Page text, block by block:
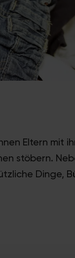
Eltern mit
stöbern.
Dinge,